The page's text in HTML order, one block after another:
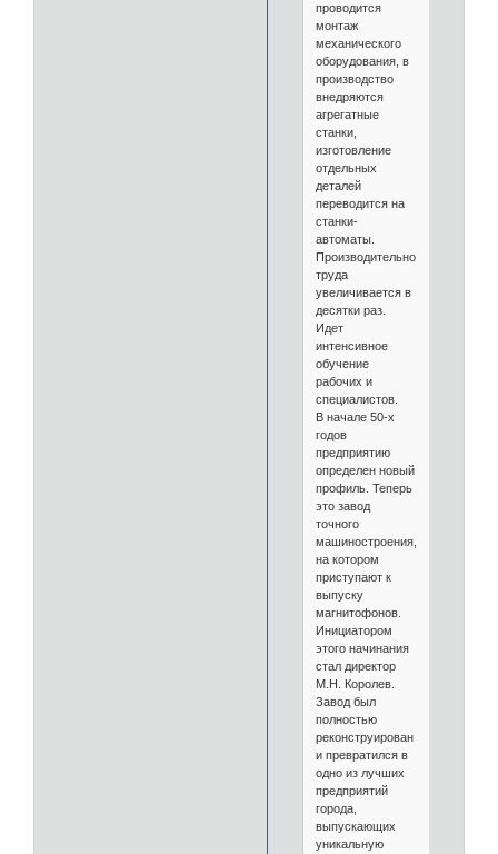
проводится
монтаж
механического
оборудования, в
производство
внедряются
агрегатные
станки,
изготовление
отдельных
деталей
переводится на
станки-
автоматы.
Производительность
труда
увеличивается в
десятки раз.
Идет
интенсивное
обучение
рабочих и
специалистов.
В начале 50-х
годов
предприятию
определен новый
профиль. Теперь
это завод
точного
машиностроения,
на котором
приступают к
выпуску
магнитофонов.
Инициатором
этого начинания
стал директор
М.Н. Королев.
Завод был
полностью
реконструирован
и превратился в
одно из лучших
предприятий
города,
выпускающих
уникальную